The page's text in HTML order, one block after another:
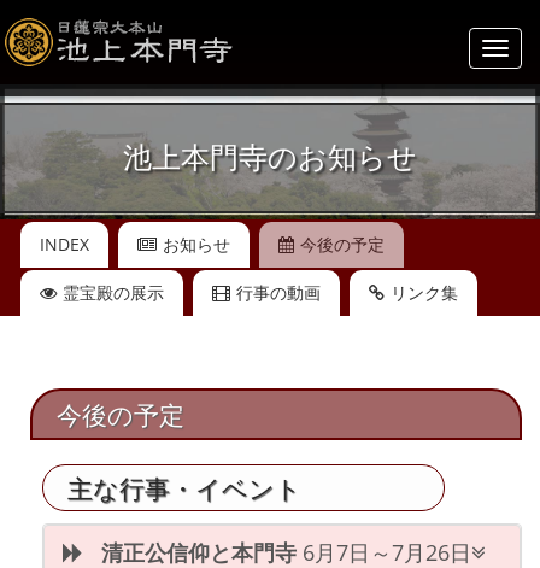
池上本門寺のお知らせ
INDEX お知らせ 今後の予定
霊宝殿の展示 行事の動画 リンク集
今後の予定
主な行事・イベント
清正公信仰と本門寺 6月7日～7月26日